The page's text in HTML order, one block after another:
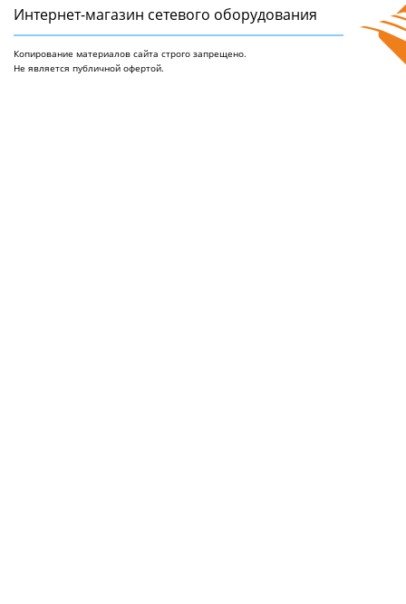
Интернет-магазин сетeвого оборудования
Копирование материалов сайта строго запрещено.
Не является публичной офертой.